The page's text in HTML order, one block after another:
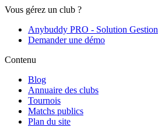
Vous gérez un club ?
Anybuddy PRO - Solution Gestion
Demander une démo
Contenu
Blog
Annuaire des clubs
Tournois
Matchs publics
Plan du site